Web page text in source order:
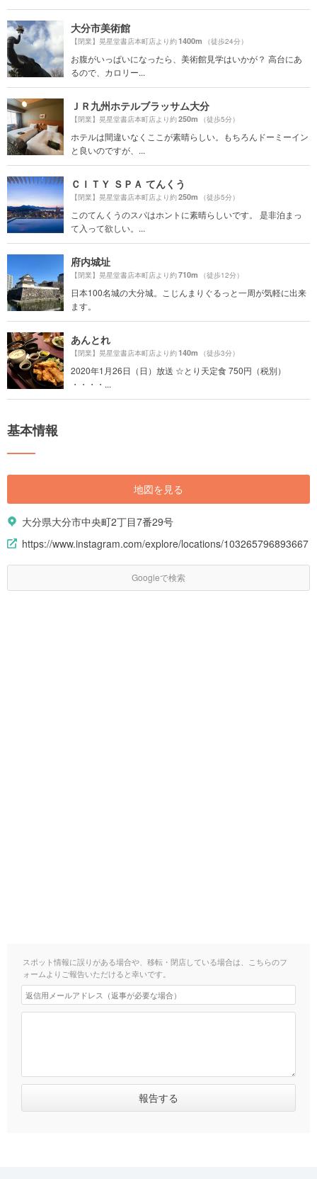
大分市美術館
【閉業】晃星堂書店本町店より約1400m （徒歩24分）
お腹がいっぱいになったら、美術館見学はいかが？ 高台にあ
るので、カロリー...
ＪＲ九州ホテルブラッサム大分
【閉業】晃星堂書店本町店より約250m （徒歩5分）
ホテルは間違いなくここが素晴らしい。もちろんドーミーイン
と良いのですが、...
ＣＩＴＹ ＳＰＡ てんくう
【閉業】晃星堂書店本町店より約250m （徒歩5分）
このてんくうのスパはホントに素晴らしいです。 是非泊まっ
て入って欲しい。...
府内城址
【閉業】晃星堂書店本町店より約710m （徒歩12分）
日本100名城の大分城。こじんまりぐるっと一周が気軽に出来
ます。
あんとれ
【閉業】晃星堂書店本町店より約140m （徒歩3分）
2020年1月26日（日）放送 ☆とり天定食 750円（税別）
・・・・...
基本情報
地図を見る
大分県大分市中央町2丁目7番29号
https://www.instagram.com/explore/locations/103265796893667
Googleで検索
スポット情報に誤りがある場合や、移転・閉店している場合は、こちらのフ
ォームよりご報告いただけると幸いです。